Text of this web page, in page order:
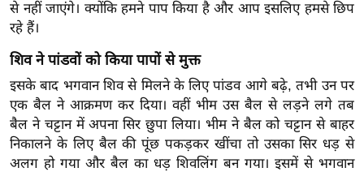
म
नो
रं
ज
न
ज
ग
त
से नहीं जाएंगे। क्योंकि हमने पाप किया है और आप इसलिए हमसे छिप
रहे हैं।
शिव ने पांडवों को किया पापों से मुक्त
इसके बाद भगवान शिव से मिलने के लिए पांडव आगे बढ़े, तभी उन पर
एक बैल ने आक्रमण कर दिया। वहीं भीम उस बैल से लड़ने लगे तब
बैल ने चट्टान में अपना सिर छुपा लिया। भीम ने बैल को चट्टान से बाहर
निकालने के लिए बैल की पूंछ पकड़कर खींचा तो उसका सिर धड़ से
अलग हो गया और बैल का धड़ शिवलिंग बन गया। इसमें से भगवान